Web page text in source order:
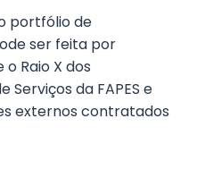
portfólio de
ser feita por
Raio X dos
Serviços da FAPES e
externos contratados